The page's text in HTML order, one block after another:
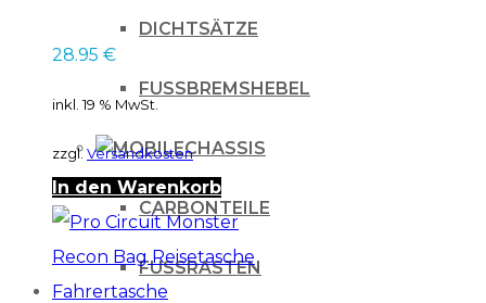
DICHTSÄTZE
FUSSBREMSHEBEL
CHASSIS
CARBONTEILE
FUSSRASTEN
28.95 €
inkl. 19 % MwSt.
zzgl.Versandkosten
In den Warenkorb